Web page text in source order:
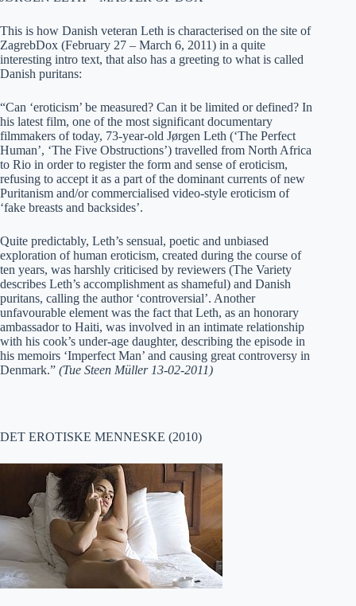
This is how Danish veteran Leth is characterised on the site of
ZagrebDox (February 27 – March 6, 2011) in a quite
interesting intro text, that also has a greeting to what is called
Danish puritans:
“Can ‘eroticism’ be measured? Can it be limited or defined? In
his latest film, one of the most significant documentary
filmmakers of today, 73-year-old Jørgen Leth (‘The Perfect
Human’, ‘The Five Obstructions’) travelled from North Africa
to Rio in order to register the form and sense of eroticism,
refusing to accept it as a part of the dominant currents of new
Puritanism and/or commercialised video-style eroticism of
‘fake breasts and backsides’.
Quite predictably, Leth’s sensual, poetic and unbiased
exploration of human eroticism, created during the course of
ten years, was harshly criticised by reviewers (The Variety
describes Leth’s accomplishment as shameful) and Danish
puritans, calling the author ‘controversial’. Another
unfavourable element was the fact that Leth, as an honorary
ambassador to Haiti, was involved in an intimate relationship
with his cook’s under-age daughter, describing the episode in
his memoirs ‘Imperfect Man’ and causing great controversy in
Denmark.” (Tue Steen Müller 13-02-2011)
DET EROTISKE MENNESKE (2010)